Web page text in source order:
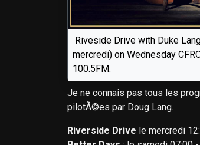
Riveside Drive with Duke
mercredi) on Wednesday
100.5FM.
Je ne connais pas tous les
pilotÃ©es par Doug Lang.
Riverside Drive le mercredi